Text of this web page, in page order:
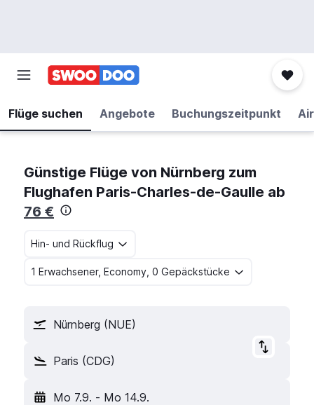
Flüge suchen Angebote Buchungszeitpunkt
Günstige Flüge von Nürnberg zum
Flughafen Paris-Charles-de-Gaulle ab
76 €
Hin- und Rückflug
1 Erwachsener, Economy, 0 Gepäckstücke
Nürnberg (NUE)
Paris (CDG)
Mo 7.9. - Mo 14.9.